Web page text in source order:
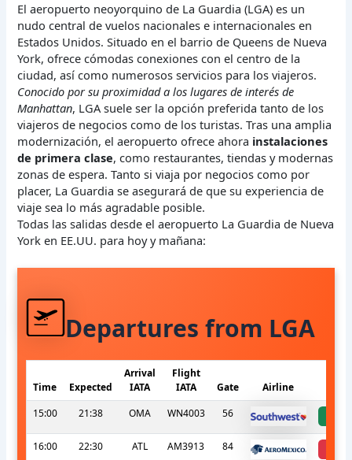
El aeropuerto neoyorquino de La Guardia (LGA) es un
nudo central de vuelos nacionales e internacionales en
Estados Unidos. Situado en el barrio de Queens de Nueva
York, ofrece cómodas conexiones con el centro de la
ciudad, así como numerosos servicios para los viajeros.
Conocido por su proximidad a los lugares de interés de
Manhattan, LGA suele ser la opción preferida tanto de los
viajeros de negocios como de los turistas. Tras una amplia
modernización, el aeropuerto ofrece ahora instalaciones
de primera clase, como restaurantes, tiendas y modernas
zonas de espera. Tanto si viaja por negocios como por
placer, La Guardia se asegurará de que su experiencia de
viaje sea lo más agradable posible.
Todas las salidas desde el aeropuerto La Guardia de Nueva
York en EE.UU. para hoy y mañana:
Departures from LGA
Time Expected
Arrival
IATA
Flight
IATA
Gate Airline
15:00
21:38 OMA WN4003 56
16:00 22:30 ATL AM3913 84